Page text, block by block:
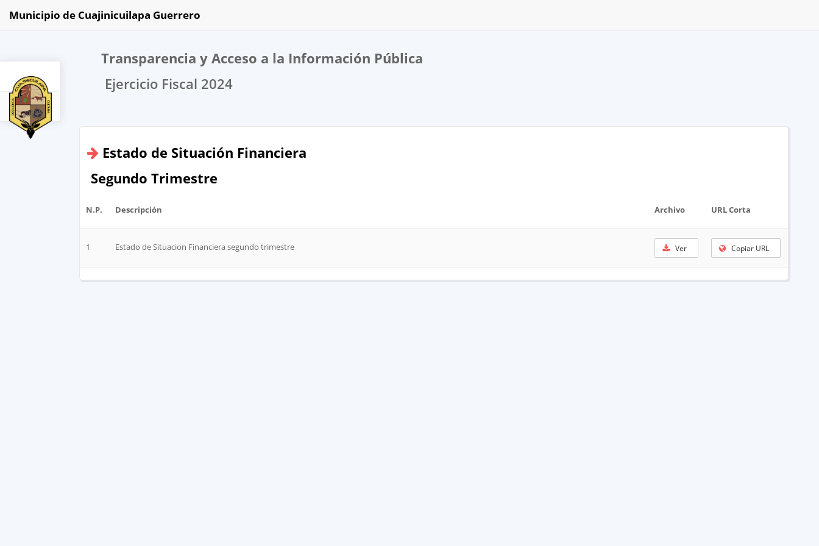
2024
Municipio de Cuajinicuilapa Guerrero
Transparencia y Acceso a la Información Pública
Ejercicio Fiscal 2024
Estado de Situación Financiera
Segundo Trimestre
N.P. Descripción Archivo URL Corta
1 Estado de Situacion Financiera segundo trimestre Ver Copiar URL